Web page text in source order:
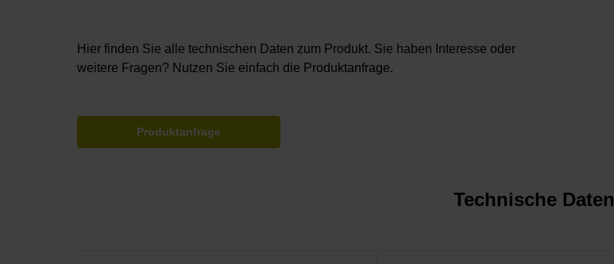
Hier finden Sie alle technischen Daten zum Produkt. Sie haben Interesse oder
weitere Fragen? Nutzen Sie einfach die Produktanfrage.
Produktanfrage
Technische Daten